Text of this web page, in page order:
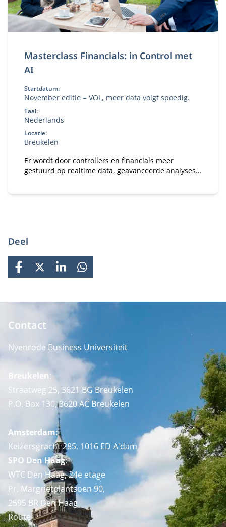
Masterclass Financials: in Control met
AI
Startdatum:
November editie = VOL, meer data volgt spoedig.
Taal:
Nederlands
Locatie:
Breukelen
Er wordt door controllers en financials meer
gestuurd op realtime data, geavanceerde analyses
Deel
FACEBOOK
X LINKEDINWHATSAPP
Contact
Nyenrode Business Universiteit
Breukelen:
Straatweg 25, 3621 BG Breukelen
P.O. Box 130, 3620 AC Breukelen
Amsterdam:
Keizersgracht 285, 1016 ED A'dam
SPO Den Haag:
WTC Den Haag, 24e etage
Pr. Margrietplantsoen 90,
2595 BR Den Haag
Route